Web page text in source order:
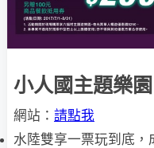
小人國主題樂園
網站： 請點我
水陸雙享一票玩到底，